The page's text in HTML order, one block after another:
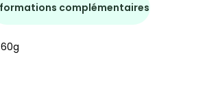
complémentaires